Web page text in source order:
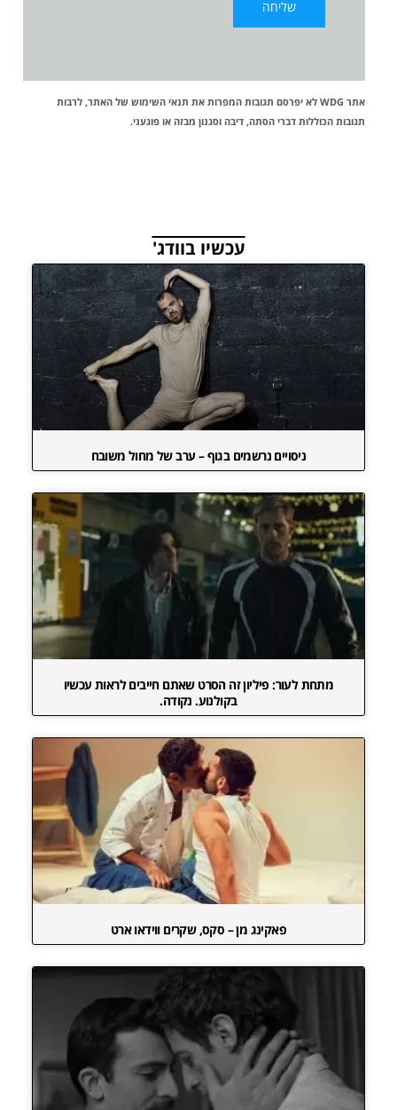
אתר WDG לא יפרסם תגובות המפרות את תנאי השימוש של האתר, לרבות
תגובות הכוללות דברי הסתה, דיבה וסגנון מבזה או פוגעני.
עכשיו בוודג'
ניסויים נרשמים בגוף – ערב של מחול משובח
מתחת לעור: פיליון זה הסרט שאתם חייבים לראות עכשיו
בקולנוע. נקודה.
פאקינג מן – סקס, שקרים ווידאו ארט